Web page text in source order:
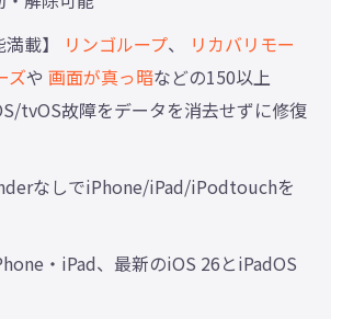
載】
リンゴループ、
リカバリモー
ズや 画面が真っ暗などの150以上
tvOS故障をデータを消去せずに修復
なしでiPhone/iPad/iPodtouchを
・iPad、最新のiOS 26とiPadOS